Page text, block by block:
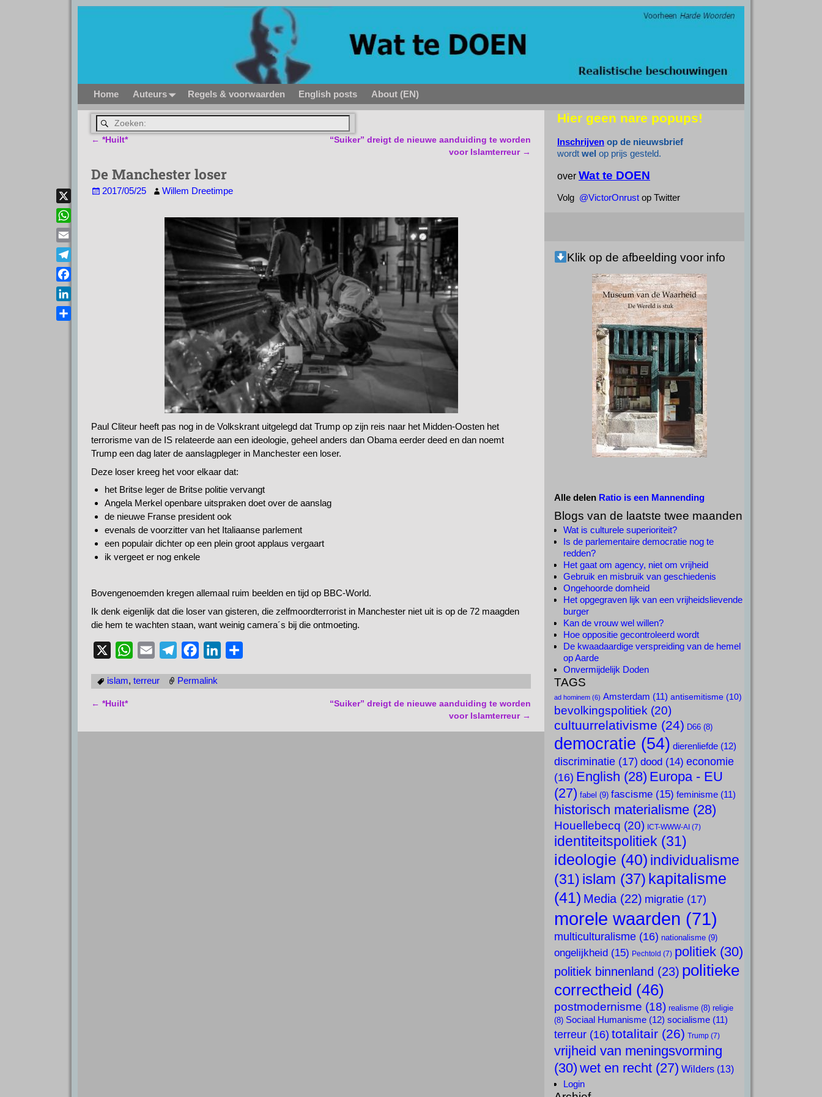
Home Auteurs Regels & voorwaarden English posts About (EN)
← *Huilt*
“Suiker” dreigt de nieuwe aanduiding te worden
voor Islamterreur →
De Manchester loser
2017/05/25 Willem Dreetimpe
Paul Cliteur heeft pas nog in de Volkskrant uitgelegd dat Trump op zijn reis naar het Midden-Oosten het
terrorisme van de IS relateerde aan een ideologie, geheel anders dan Obama eerder deed en dan noemt
Trump een dag later de aanslagpleger in Manchester een loser.
Deze loser kreeg het voor elkaar dat:
het Britse leger de Britse politie vervangt
Angela Merkel openbare uitspraken doet over de aanslag
de nieuwe Franse president ook
evenals de voorzitter van het Italiaanse parlement
een populair dichter op een plein groot applaus vergaart
ik vergeet er nog enkele
Bovengenoemden kregen allemaal ruim beelden en tijd op BBC-World.
Ik denk eigenlijk dat die loser van gisteren, die zelfmoordterrorist in Manchester niet uit is op de 72 maagden
die hem te wachten staan, want weinig camera´s bij die ontmoeting.
W
a
a
l
c
islam, terreur Permalink
← *Huilt*
“Suiker” dreigt de nieuwe aanduiding te worden
voor Islamterreur →
X
W
h
a
t
s
A
p
E
m
a
l
T
e
l
e
F
a
c
L
i
Hier geen nare popups!
Inschrijven op de nieuwsbrief
wordt wel op prijs gesteld.
over Wat te DOEN
Volg @VictorOnrust op Twitter
Klik op de afbeelding voor info
Alle delen Ratio is een Mannending
Blogs van de laatste twee maanden
Wat is culturele superioriteit?
Is de parlementaire democratie nog te
redden?
Het gaat om agency, niet om vrijheid
Gebruik en misbruik van geschiedenis
Ongehoorde domheid
Het opgegraven lijk van een vrijheidslievende
burger
Kan de vrouw wel willen?
Hoe oppositie gecontroleerd wordt
De kwaadaardige verspreiding van de hemel
op Aarde
Onvermijdelijk Doden
TAGS
ad hominem (6) Amsterdam (11) antisemitisme (10)
bevolkingspolitiek (20)
cultuurrelativisme (24) D66 (8)
democratie (54) dierenliefde (12)
discriminatie (17) dood (14) economie
(16) English (28) Europa - EU
(27) fabel (9) fascisme (15) feminisme (11)
historisch materialisme (28)
Houellebecq (20) ICT-WWW-AI (7)
identiteitspolitiek (31)
ideologie (40) individualisme
(31) islam (37) kapitalisme
(41) Media (22) migratie (17)
morele waarden (71)
multiculturalisme (16) nationalisme (9)
ongelijkheid (15) Pechtold (7) politiek (30)
politiek binnenland (23) politieke
correctheid (46)
postmodernisme (18) realisme (8) religie
(8) Sociaal Humanisme (12) socialisme (11)
terreur (16) totalitair (26) Trump (7)
vrijheid van meningsvorming
(30) wet en recht (27) Wilders (13)
Login